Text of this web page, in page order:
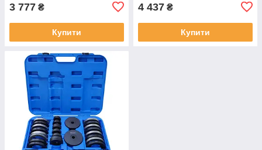
3 777 ₴
Купити
4 437 ₴
Купити